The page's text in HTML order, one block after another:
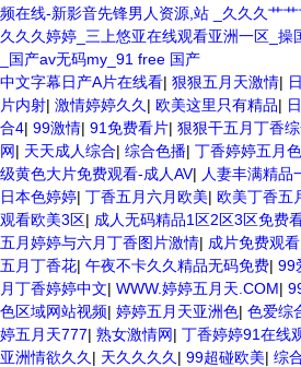
频在线-新影音先锋男人资源,站 _久久久艹
久久久婷婷_三上悠亚在线观看亚洲一区_操
_国产av无码my_91 free 国产
中文字幕日产A片在线看| 狠狠五月天激情|
片内射| 激情婷婷久久 | 欧美这里只有精品|
合4| 99激情| 91免费看片| 狠狠干五月丁香
网| 天天成人综合| 综合色播| 丁香婷婷五月
级黄色大片免费观看-成人AV| 人妻丰满精品
日本色婷婷| 丁香五月六月欧美| 欧美丁香五
观看欧美3区| 成人无码精品1区2区3区免费
五月婷婷与六月丁香图片激情| 成片免费观
五月丁香花| 午夜不卡久久精品无码免费| 99
月丁香婷婷中文| WWW.婷婷五月天.COM|
色区域网站视频| 婷婷五月天亚洲色| 色爱综
婷五月天777| 熟女激情网| 丁香婷婷91在线
亚洲情欲久久 | 天久久久久 | 99超碰欧美| 综